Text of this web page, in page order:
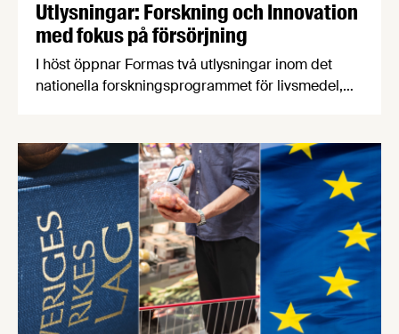
Utlysningar: Forskning och Innovation
med fokus på försörjning
I höst öppnar Formas två utlysningar inom det
nationella forskningsprogrammet för livsmedel,
en motståndskraftig livsmedelsförsörjning", och
båda syftar till att bana väg för innovationer som
stärker Sveriges livsmedelsförsörjning.